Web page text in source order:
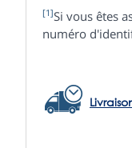
[1]Si vous êtes
numéro